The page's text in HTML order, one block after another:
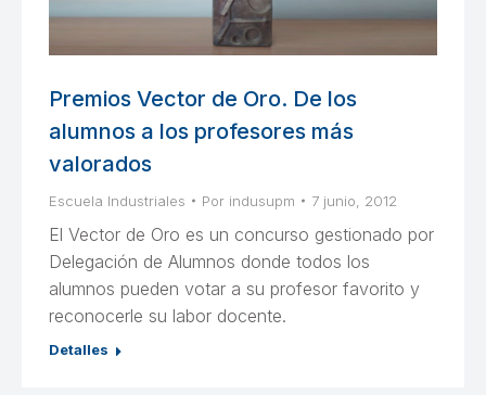
Premios Vector de Oro. De los
alumnos a los profesores más
valorados
Escuela Industriales Por indusupm 7 junio, 2012
El Vector de Oro es un concurso gestionado por
Delegación de Alumnos donde todos los
alumnos pueden votar a su profesor favorito y
reconocerle su labor docente.
Detalles